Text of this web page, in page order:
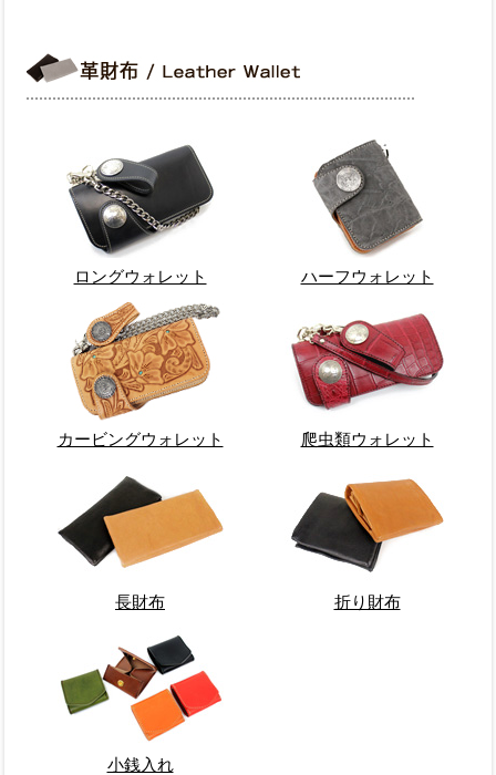
ロングウォレット ハーフウォレット
カービングウォレット 爬虫類ウォレット
長財布 折り財布
小銭入れ